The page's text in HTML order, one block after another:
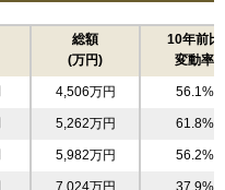
総額
(万円)
10年前比
変動率
4,506万円 56.1%
5,262万円 61.8%
5,982万円 56.2%